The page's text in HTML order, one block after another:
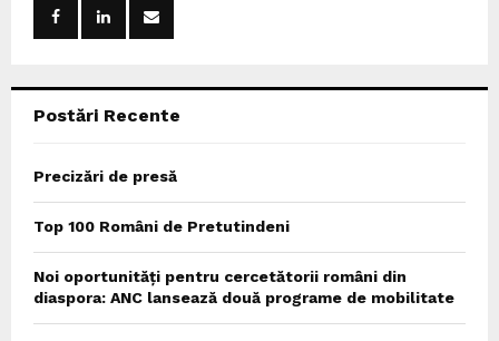
Postări Recente
Precizări de presă
Top 100 Români de Pretutindeni
Noi oportunități pentru cercetătorii români din
diaspora: ANC lansează două programe de mobilitate